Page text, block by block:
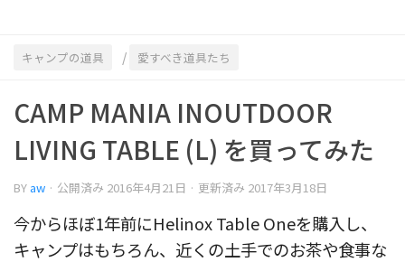
キャンプの道具 / 愛すべき道具たち
CAMP MANIA INOUTDOOR
LIVING TABLE (L) を買ってみた
BY aw · 公開済み 2016年4月21日 · 更新済み 2017年3月18日
今からほぼ1年前にHelinox Table Oneを購入し、
キャンプはもちろん、近くの土手でのお茶や食事な